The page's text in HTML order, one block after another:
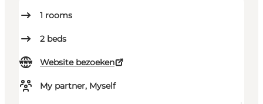
1 rooms
2 beds
Website bezoeken
My partner, Myself